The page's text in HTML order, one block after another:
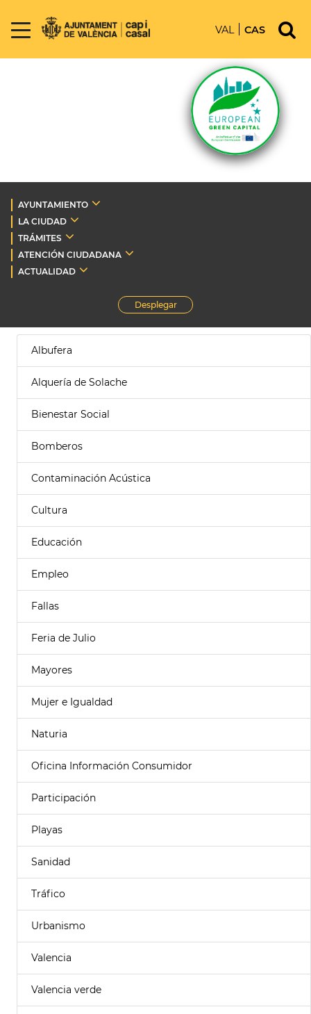
VAL CAS
AYUNTAMIENTO
LA CIUDAD
TRÁMITES
ATENCIÓN CIUDADANA
ACTUALIDAD
Desplegar
Albufera
Alquería de Solache
Bienestar Social
Bomberos
Contaminación Acústica
Cultura
Educación
Empleo
Fallas
Feria de Julio
Mayores
Mujer e Igualdad
Naturia
Oficina Información Consumidor
Participación
Playas
Sanidad
Tráfico
Urbanismo
Valencia
Valencia verde